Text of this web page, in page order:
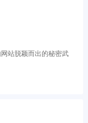
站脱颖而出的秘密武